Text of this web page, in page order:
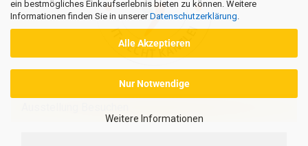
ein bestmögliches Einkaufserlebnis bieten zu können. Weitere
Informationen finden Sie in unsererDatenschutzerklärung
Alle Akzeptieren
Nur Notwendige
Weitere Informationen